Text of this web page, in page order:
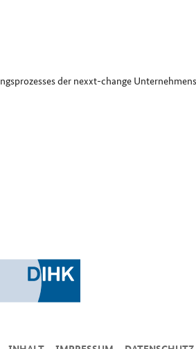
der nexxt-change